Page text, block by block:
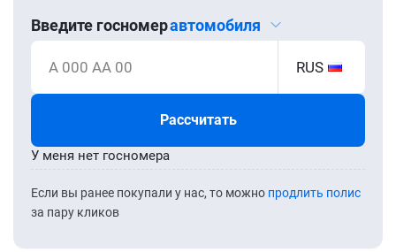
Введите госномеравтомобиля
А 000 АА 00 RUS
Рассчитать
Если вы ранее покупали у нас, то можно продлить полис
за пару кликов
У меня нет госномера